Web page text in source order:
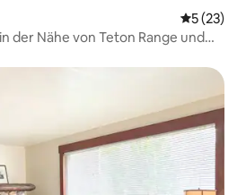
5 (23)
der Nähe von Teton Range und